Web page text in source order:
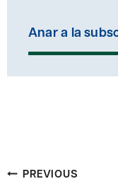
Anar a la
Post
PREVIOUS